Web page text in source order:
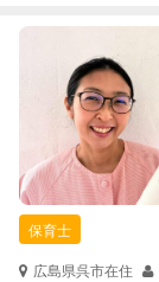
レッスン
定期予約
お子様の撮影
（定期特典）
特徴 料金
サポートの特徴
資格
対応可能/特徴
保育士
広島県呉市在住